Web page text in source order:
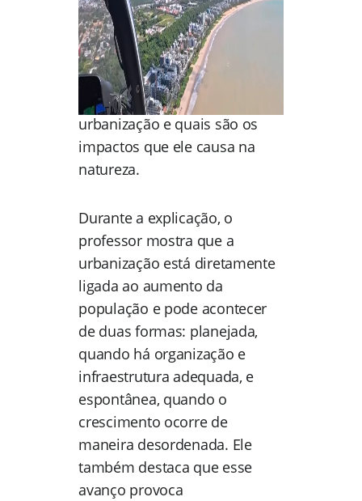
provas doEnem. Na nova
videoaula do Lá Vem o Enem,
o professor Thiago Lacerda
explica de forma simples
como ocorre o processo de
urbanização e quais são os
impactos que ele causa na
natureza.
Durante a explicação, o
professor mostra que a
urbanização está diretamente
ligada ao aumento da
população e pode acontecer
de duas formas: planejada,
quando há organização e
infraestrutura adequada, e
espontânea, quando o
crescimento ocorre de
maneira desordenada. Ele
também destaca que esse
avanço provoca